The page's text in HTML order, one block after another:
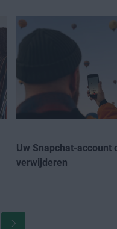
Uw Snapchat-account
verwijderen